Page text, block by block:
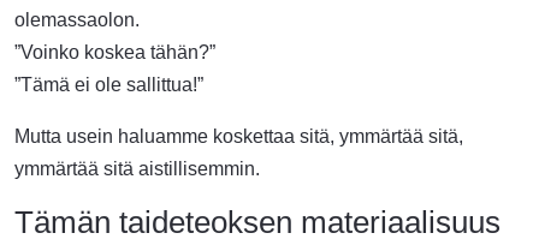
olemassaolon.
”Voinko koskea tähän?”
”Tämä ei ole sallittua!”
Mutta usein haluamme koskettaa sitä, ymmärtää sitä,
ymmärtää sitä aistillisemmin.
Tämän taideteoksen materiaalisuus